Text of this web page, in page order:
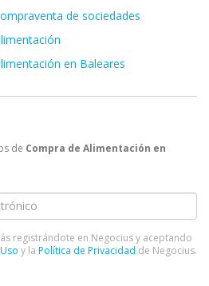
de sociedades
en Baleares
de Compra de Alimentación en
registrándote en Negocius y aceptando
y la Política de Privacidad de Negocius.